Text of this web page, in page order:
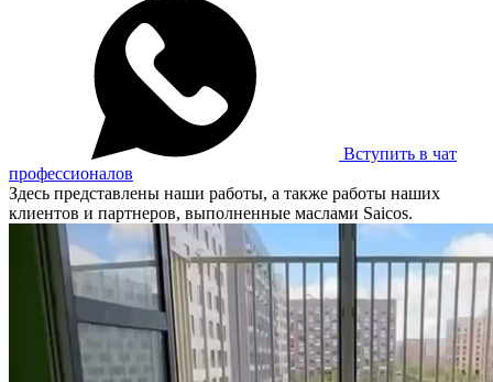
Вступить в чат
профессионалов
Здесь представлены наши работы, а также работы наших
клиентов и партнеров, выполненные маслами Saicos.